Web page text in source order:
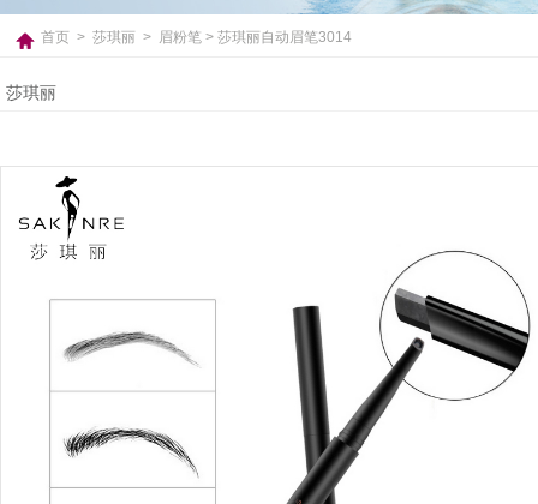
首页 > 莎琪丽 > 眉粉笔 > 莎琪丽自动眉笔3014
莎琪丽